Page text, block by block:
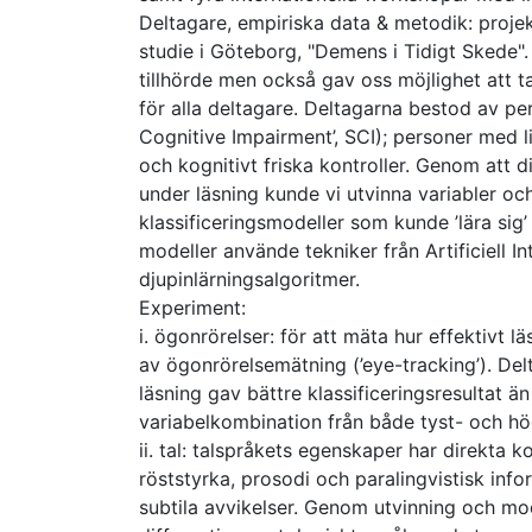
Deltagare, empiriska data & metodik:
studie i Göteborg, "Demens i Tidigt
tillhörde men också gav oss möjlighet att
för alla deltagare. Deltagarna bestod av
Cognitive Impairment’, SCI); personer
och kognitivt friska kontroller. Genom att
under läsning kunde vi utvinna variabler
klassificeringsmodeller som kunde ’lära
modeller använde tekniker från Artificiell
djupinlärningsalgoritmer.
Experiment:
i. ögonrörelser: för att mäta hur effektivt
av ögonrörelsemätning (’eye-tracking’).
läsning gav bättre klassificeringsresultat
variabelkombination från både tyst- och
ii. tal: talspråkets egenskaper har direkta
röststyrka, prosodi och paralingvistisk
subtila avvikelser. Genom utvinning och